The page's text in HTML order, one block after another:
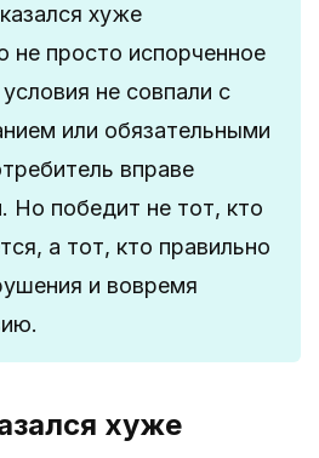
хуже
не просто испорченное
не совпали с
или обязательными
вправе
Но победит не тот, кто
а тот, кто правильно
и вовремя
хуже